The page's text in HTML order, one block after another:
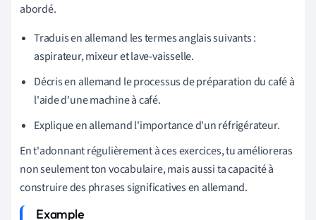
abordé.
Traduis en allemand les termes anglais suivants :
aspirateur, mixeur et lave-vaisselle.
Décris en allemand le processus de préparation du café à
l'aide d'une machine à café.
Explique en allemand l'importance d'un réfrigérateur.
En t'adonnant régulièrement à ces exercices, tu amélioreras
non seulement ton vocabulaire, mais aussi ta capacité à
construire des phrases significatives en allemand.